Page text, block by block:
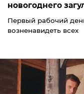
новогоднего
Первый рабочий
возненавидеть всех